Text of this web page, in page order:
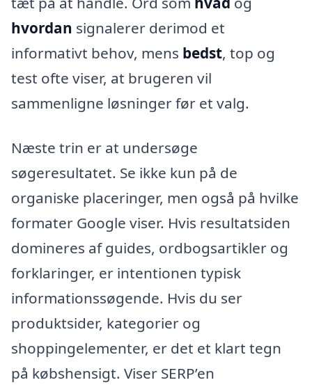
hvordan signalerer derimod et
informativt behov, mens bedst, top og
test ofte viser, at brugeren vil
sammenligne løsninger før et valg.
Næste trin er at undersøge
søgeresultatet. Se ikke kun på de
organiske placeringer, men også på hvilke
formater Google viser. Hvis resultatsiden
domineres af guides, ordbogsartikler og
forklaringer, er intentionen typisk
informationssøgende. Hvis du ser
produktsider, kategorier og
shoppingelementer, er det et klart tegn
på købshensigt. Viser SERP’en